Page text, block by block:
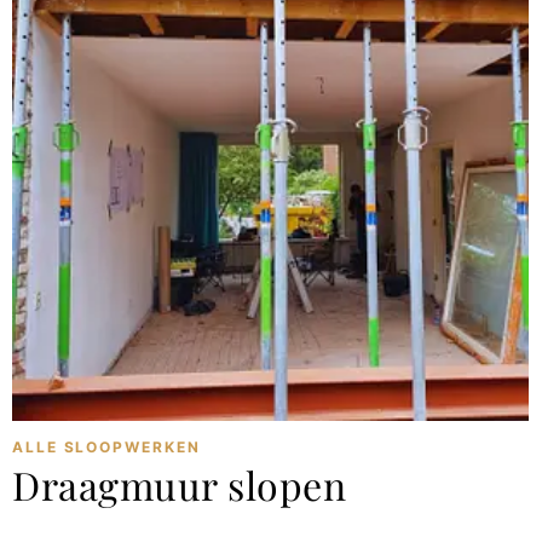
ALLE SLOOPWERKEN
Draagmuur slopen